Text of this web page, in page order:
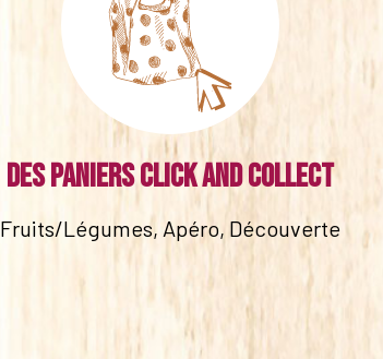
Des paniers click and collect
Fruits/Légumes, Apéro, Découverte